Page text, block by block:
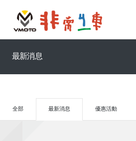
最新消息
全部 最新消息 優惠活動